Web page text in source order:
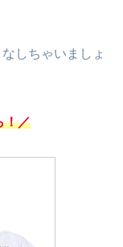
しちゃいましょ
！／